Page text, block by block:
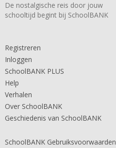
De nostalgische reis door jouw
schooltijd begint bij SchoolBANK
Registreren
Inloggen
SchoolBANK PLUS
Help
Verhalen
Over SchoolBANK
Geschiedenis van SchoolBANK
SchoolBANK Gebruiksvoorwaarden